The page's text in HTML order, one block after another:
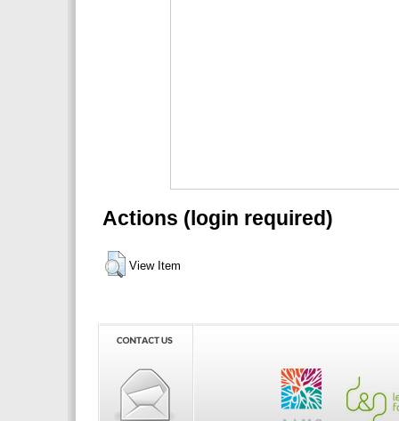
Actions (login required)
View Item